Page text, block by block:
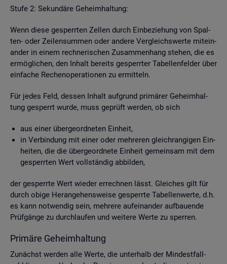
Stufe 2: Se­kun­dä­re Ge­heim­hal­tung:
Wenn diese ge­sperr­ten Zel­len durch Ein­be­zie­hung von Spal­
ten- oder Zei­len­sum­men oder an­de­re Ver­gleichs­wer­te mit­ein­
an­der in einem rech­ne­ri­schen Zu­sam­men­hang ste­hen, die es
er­mög­li­chen, den In­halt be­reits ge­sperr­ter Ta­bel­len­fel­der über
ein­fa­che Re­chen­ope­ra­tio­nen zu er­mit­teln.
Für jedes Feld, des­sen In­halt auf­grund pri­mä­rer Ge­heim­hal­
tung ge­sperrt wurde, muss ge­prüft wer­den, ob sich
aus einer über­ge­ord­ne­ten Ein­heit,
in Ver­bin­dung mit einer oder meh­re­ren gleich­ran­gi­gen Ein­
hei­ten, die die über­ge­ord­ne­te Ein­heit ge­mein­sam mit dem
ge­sperr­ten Wert voll­stän­dig ab­bil­den,
der ge­sperr­te Wert wie­der er­rech­nen lässt. Glei­ches gilt für
durch obige Her­an­ge­hens­wei­se ge­sperr­te Ta­bel­len­wer­te, d.h.
es kann not­wen­dig sein, meh­re­re auf­ein­an­der auf­bau­en­de
Prüf­gän­ge zu durch­lau­fen und wei­te­re Werte zu sper­ren.
Pri­mä­re Ge­heim­hal­tung
Zu­nächst wer­den alle Werte, die un­ter­halb der Min­dest­fall­